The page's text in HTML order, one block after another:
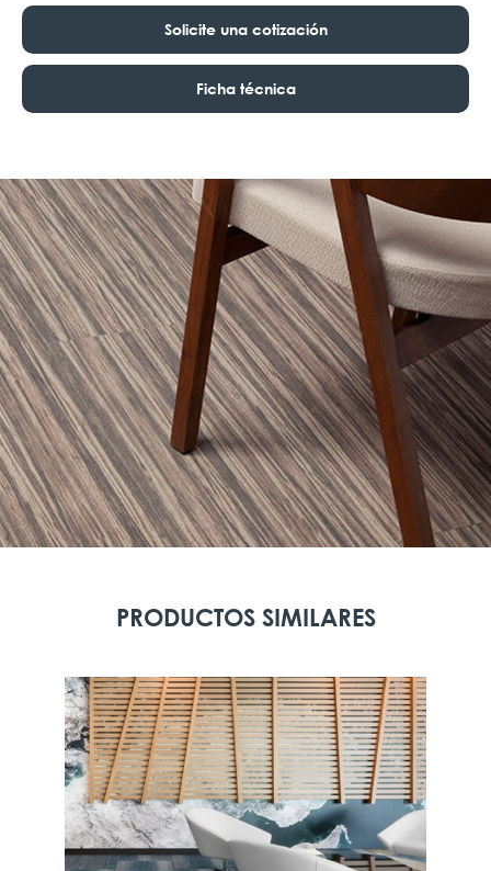
Solicite una cotización
Ficha técnica
PRODUCTOS SIMILARES